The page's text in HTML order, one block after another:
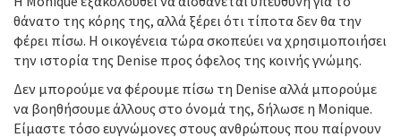
θάνατο της κόρης της, αλλά ξέρει ότι τίποτα δεν θα την
φέρει πίσω. Η οικογένεια τώρα σκοπεύει να χρησιμοποιήσει
την ιστορία της Denise προς όφελος της κοινής γνώμης.
Δεν μπορούμε να φέρουμε πίσω τη Denise αλλά μπορούμε
να βοηθήσουμε άλλους στο όνομά της, δήλωσε η Monique.
Είμαστε τόσο ευγνώμονες στους ανθρώπους που παίρνουν